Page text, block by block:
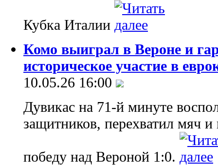
Кубка Италии
Комо выиграл в Вероне и
историческое участие в
10.05.26 16:00
Дувикас на 71-й минуте
защитников, перехватил мяч
победу над Вероной 1:0.